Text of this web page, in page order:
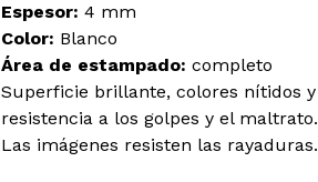
Espesor: 4 mm
Color: Blanco
Área de estampado: completo
Superficie brillante, colores nítidos
resistencia a los golpes y el maltrato.
Las imágenes resisten las rayaduras.